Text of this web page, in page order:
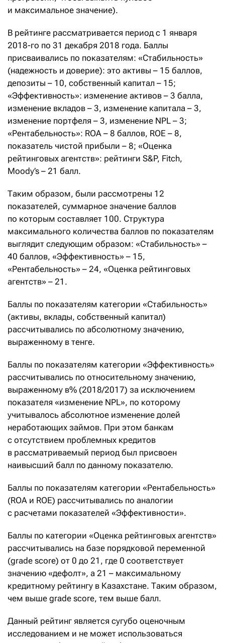
и максимальное значение).
В рейтинге рассматривается период c 1 января
2018-го по 31 декабря 2018 года. Баллы
присваивались по показателям: «Стабильность»
(надежность и доверие): это активы – 15 баллов,
депозиты – 10, собственный капитал – 15;
«Эффективность»: изменение активов – 3 балла,
изменение вкладов – 3, изменение капитала – 3,
изменение портфеля – 3, изменение NPL – 3;
«Рентабельность»: ROA – 8 баллов, ROE – 8,
показатель чистой прибыли – 8; «Оценка
рейтинговых агентств»: рейтинги S&P, Fitch,
Moody’s – 21 балл.
Таким образом, были рассмотрены 12
показателей, суммарное значение баллов
по которым составляет 100. Структура
максимального количества баллов по показателям
выглядит следующим образом: «Стабильность» –
40 баллов, «Эффективность» – 15,
«Рентабельность» – 24, «Оценка рейтинговых
агентств» – 21.
Баллы по показателям категории «Стабильность»
(активы, вклады, собственный капитал)
рассчитывались по абсолютному значению,
выраженному в тенге.
Баллы по показателям категории «Эффективность»
рассчитывались по относительному значению,
выраженному в% (2018/2017) за исключением
показателя «изменение NPL», по которому
учитывалось абсолютное изменение долей
неработающих займов. При этом банкам
с отсутствием проблемных кредитов
в рассматриваемый период был присвоен
наивысший балл по данному показателю.
Баллы по показателям категории «Рентабельность»
(ROA и ROE) рассчитывались по аналогии
с расчетами показателей «Эффективности».
Баллы по категории «Оценка рейтинговых агентств»
рассчитывались на базе порядковой переменной
(grade score) от 0 до 21, где 0 соответствует
значению «дефолт», а 21 – максимальному
кредитному рейтингу в Казахстане. Таким образом,
чем выше grade score, тем выше балл.
Данный рейтинг является сугубо оценочным
исследованием и не может использоваться